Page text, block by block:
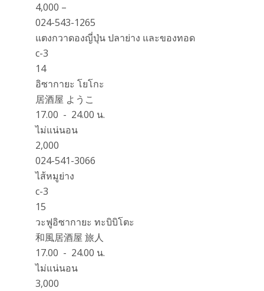
4,000 –
024-543-1265
แตงกวาดองญี่ปุ่น ปลาย่าง และของทอด
c-3
14
อิซากายะ โยโกะ
居酒屋 ようこ
17.00 - 24.00 น.
ไม่แน่นอน
2,000
024-541-3066
ไส้หมูย่าง
c-3
15
วะฟูอิซากายะ ทะบิบิโตะ
和風居酒屋 旅人
17.00 - 24.00 น.
ไม่แน่นอน
3,000